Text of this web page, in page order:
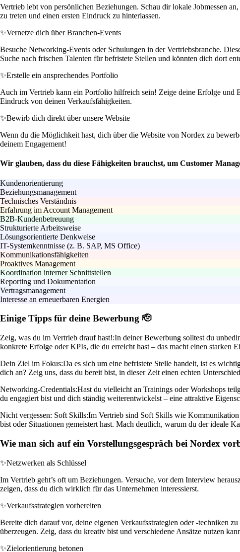
Vertrieb lebt von persönlichen Beziehungen. Schau dir lokale Jobmessen
zu treten und einen ersten Eindruck zu hinterlassen.
✨Vernetze dich über Branchen-Events
Besuche Networking-Events oder Schulungen in der Vertriebsbranche.
Suche nach frischen Talenten für befristete Stellen und könnten dich dort
✨Erstelle ein ansprechendes Portfolio
Auch im Vertrieb kann ein Portfolio hilfreich sein! Zeige deine Erfolge und
Eindruck von deinen Verkaufsfähigkeiten.
✨Bewirb dich direkt über unsere Website
Wenn du die Möglichkeit hast, dich über die Website von Nordex zu
deinem Engagement!
Wir glauben, dass du diese Fähigkeiten brauchst, um Customer
Kundenorientierung
Beziehungsmanagement
Technisches Verständnis
Erfahrung im Account Management
B2B-Kundenbetreuung
Strukturierte Arbeitsweise
Lösungsorientierte Denkweise
IT-Systemkenntnisse (z. B. SAP, MS Office)
Kommunikationsfähigkeiten
Proaktives Management
Koordination interner Schnittstellen
Reporting und Dokumentation
Vertragsmanagement
Interesse an erneuerbaren Energien
Einige Tipps für deine Bewerbung 🫡
Zeig, was du im Vertrieb drauf hast!:In deiner Bewerbung solltest du
konkrete Erfolge oder KPIs, die du erreicht hast – das macht einen starken
Dein Ziel im Fokus:Da es sich um eine befristete Stelle handelt, ist es
dich an? Zeig uns, dass du bereit bist, in dieser Zeit einen echten
Networking-Credentials:Hast du vielleicht an Trainings oder Workshops
du engagiert bist und dich ständig weiterentwickelst – eine attraktive
Nicht vergessen: Soft Skills:Im Vertrieb sind Soft Skills wie
bist oder Situationen gemeistert hast. Mach deutlich, warum du der ideale
Wie man sich auf ein Vorstellungsgespräch bei Nordex
✨Netzwerken als Schlüssel
Im Vertrieb geht’s oft um Beziehungen. Versuche, vor dem Interview
zeigen, dass du dich wirklich für das Unternehmen interessierst.
✨Verkaufsstrategien vorbereiten
Bereite dich darauf vor, deine eigenen Verkaufsstrategien oder -techniken
überzeugen. Zeig, dass du kreativ bist und verschiedene Ansätze nutzen
✨Zielorientierung betonen